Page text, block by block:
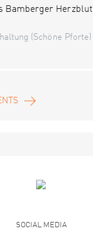
Bamberger Herzblut
(Schöne Pforte)
SOCIAL MEDIA